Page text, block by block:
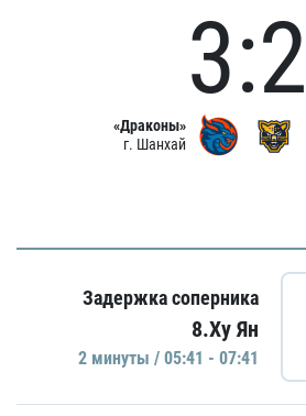
«Драконы»
г. Шанхай
3:2
Задержка соперника
8.Ху Ян
2 минуты / 05:41 - 07:41